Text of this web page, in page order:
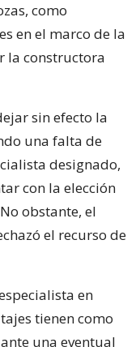
como
en el marco de la
la constructora
sin efecto la
una falta de
designado,
con la elección
obstante, el
el recurso de
en
tienen como
una eventual